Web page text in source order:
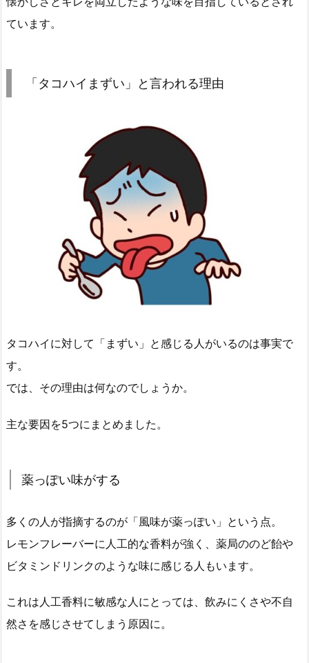
ています。
「タコハイまずい」と言われる理由
タコハイに対して「まずい」と感じる人がいるのは事実で
す。
では、その理由は何なのでしょうか。
主な要因を5つにまとめました。
薬っぽい味がする
多くの人が指摘するのが「風味が薬っぽい」という点。
レモンフレーバーに人工的な香料が強く、薬局ののど飴や
ビタミンドリンクのような味に感じる人もいます。
これは人工香料に敏感な人にとっては、飲みにくさや不自
然さを感じさせてしまう原因に。